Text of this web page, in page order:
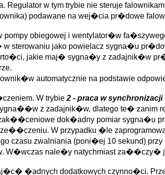
Regulator w tym trybie nie steruje
podawane na wej�cia pr�dowe
pompy obiegowej i wentylator�w
w sterowaniu jako powielacz sygna�u
jakie maj� sygna�y z zadajnik�w
automatycznie na podstawie
W trybie 2 - praca w synchronizacji
z zadajnik�w, dlatego te� zanim
dok�adny pomiar sygna�u
W przypadku �le
czasu zwalniania (poni�ej 10 sekund)
W�wczas nale�y natychmiast za��czy�
�adnych dodatkowych czynno�ci.